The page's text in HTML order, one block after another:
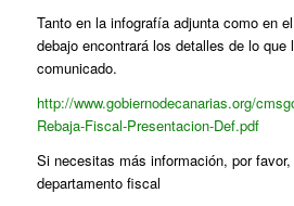
Tanto en la infografía adjunta como en
debajo encontrará los detalles de lo que
comunicado.
http://www.gobiernodecanarias.org/
Rebaja-Fiscal-Presentacion-Def.pdf
Si necesitas más información, por
departamento fiscal